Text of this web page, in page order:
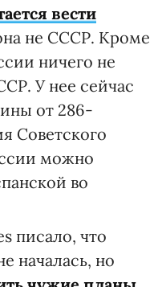
вести
не СССР. Кроме
ничего не
У нее сейчас
от 286-
Советского
можно
во
писало, что
началась, но